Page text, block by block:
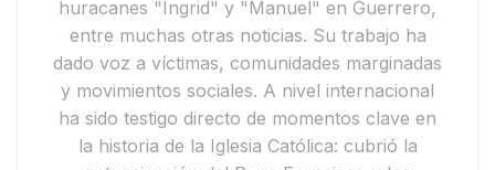
huracanes "Ingrid" y "Manuel" en Guerrero,
entre muchas otras noticias. Su trabajo ha
dado voz a víctimas, comunidades marginadas
y movimientos sociales. A nivel internacional
ha sido testigo directo de momentos clave en
la historia de la Iglesia Católica: cubrió la